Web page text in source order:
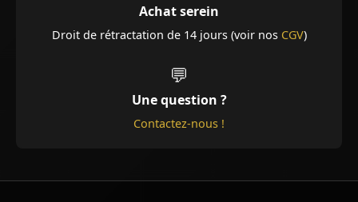
Achat serein
Droit de rétractation de 14 jours (voir nos CGV)
💬
Une question ?
Contactez-nous !